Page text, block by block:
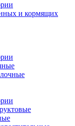
и кормящих